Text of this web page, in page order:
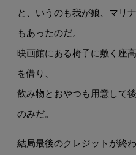
と、いうのも我が娘、マリ
もあったのだ。
映画館にある椅子に敷く座
を借り、
飲み物とおやつも用意して
のみだ。
結局最後のクレジットが終